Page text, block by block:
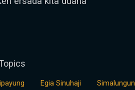
Egia Sinuhaji Simalungun